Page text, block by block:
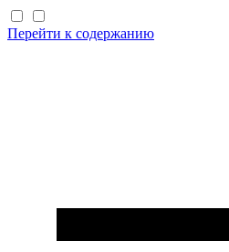
Перейти к содержанию